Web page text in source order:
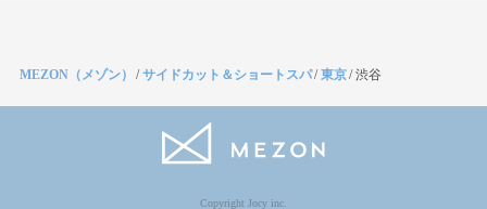
MEZON（メゾン） /サイドカット＆ショートスパ/東京/渋谷
Copyright Jocy inc.